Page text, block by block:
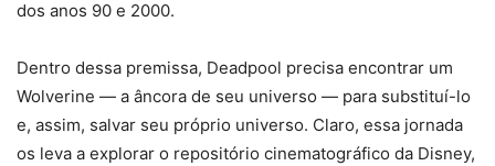
dos anos 90 e 2000.
Dentro dessa premissa, Deadpool precisa encontrar um
Wolverine — a âncora de seu universo — para substituí-lo
e, assim, salvar seu próprio universo. Claro, essa jornada
os leva a explorar o repositório cinematográfico da Disney,